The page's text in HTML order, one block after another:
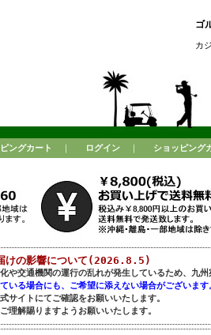
ゴ
カ
ングカート ｜ ログイン ｜ ショッピング
けの影響について(2026.8.5)
や交通機関の運行の乱れが発生しているため、九州
いる場合にも、ご希望に添えない場合がございます
サイトにてご確認をお願いいたします。
理解賜りますようお願いいたします。